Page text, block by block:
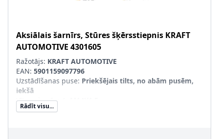
Aksiālais šarnīrs, Stūres šķērsstiepnis KRAFT
AUTOMOTIVE 4301605
Ražotājs: KRAFT AUTOMOTIVE
EAN: 5901159097796
Uzstādīšanas puse: Priekšējais tilts, no abām pusēm,
iekšā
Vītnes izmērs 1
Vītnes izmērs 2
Rādīt visu...